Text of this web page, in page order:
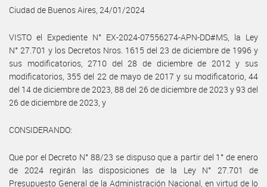
Ciudad de Buenos Aires, 24/01/2024
VISTO el Expediente N° EX-2024-07556274-APN-DD#MS, la Ley
N° 27.701 y los Decretos Nros. 1615 del 23 de diciembre de 1996 y
sus modificatorios, 2710 del 28 de diciembre de 2012 y sus
modificatorios, 355 del 22 de mayo de 2017 y su modificatorio, 44
del 14 de diciembre de 2023, 88 del 26 de diciembre de 2023 y 93 del
26 de diciembre de 2023, y
CONSIDERANDO:
Que por el Decreto N° 88/23 se dispuso que a partir del 1° de enero
de 2024 regirán las disposiciones de la Ley N° 27.701 de
Presupuesto General de la Administración Nacional, en virtud de lo